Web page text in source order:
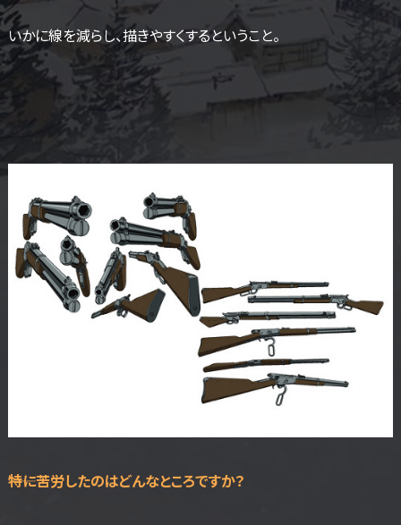
いかに線を減らし、描きやすくするということ。
――特に苦労したのはどんなところですか？